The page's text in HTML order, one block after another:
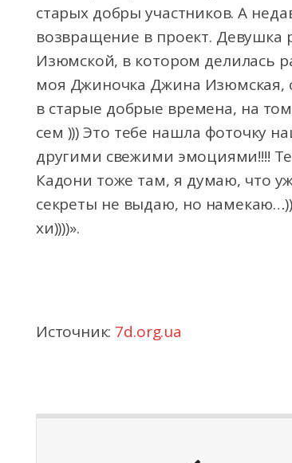
старых добры участников. А
возвращение в проект. Девушка
Изюмской, в котором делилась
моя Джиночка Джина Изюмская,
в старые добрые времена, на
сем ))) Это тебе нашла фоточку
другими свежими эмоциями!!!!
Кадони тоже там, я думаю, что
секреты не выдаю, но
хи))))».
Источник: 7d.org.ua